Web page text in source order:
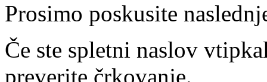
Prosimo poskusite
Če ste spletni naslov
preverite črkovanje.